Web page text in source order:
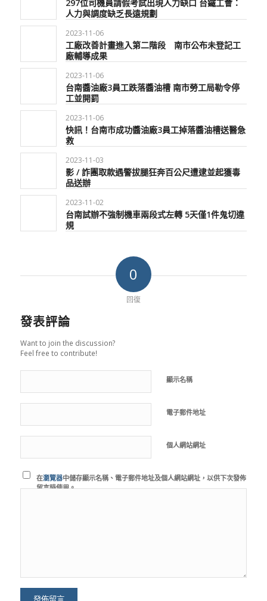
297位司機員請假考試出現人力缺口 台鐵工會：
人力與調度缺乏長遠規劃
2023-11-06
工廠改善計畫進入第二階段 南市公布未登記工
廠輔導成果
2023-11-06
台南醬油廠3員工跌落醬油槽 南市勞工局勒令停
工並開罰
2023-11-06
快訊！台南市成功醬油廠3員工掉落醬油槽送醫急
救
2023-11-03
影 / 詐團取款遇警拔腿狂奔百公尺遭逮並起獲毒
品送辦
2023-11-02
台南試辦不強制機車兩段式左轉 5天僅1件鬼切違
規
0
回復
發表評論
Want to join the discussion?
Feel free to contribute!
顯示名稱
電子郵件地址
個人網站網址
在瀏覽器中儲存顯示名稱、電子郵件地址及個人網站網址，以供下次發佈
留言時使用。